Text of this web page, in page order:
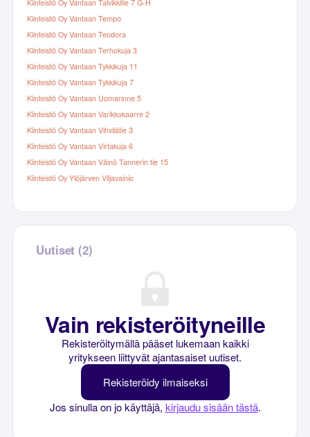
Kiinteistö Oy Vantaan Talvikkitie 7 G-H
Kiinteistö Oy Vantaan Tempo
Kiinteistö Oy Vantaan Teodora
Kiinteistö Oy Vantaan Terhokuja 3
Kiinteistö Oy Vantaan Tykkikuja 11
Kiinteistö Oy Vantaan Tykkikuja 7
Kiinteistö Oy Vantaan Uomarinne 5
Kiinteistö Oy Vantaan Varikkokaarre 2
Kiinteistö Oy Vantaan Vihvilätie 3
Kiinteistö Oy Vantaan Virtakuja 6
Kiinteistö Oy Vantaan Väinö Tannerin tie 15
Kiinteistö Oy Ylöjärven Viljavainio
Uutiset (2)
Vain rekisteröityneille
Rekisteröitymällä pääset lukemaan kaikki
yritykseen liittyvät ajantasaiset uutiset.
Rekisteröidy ilmaiseksi
Jos sinulla on jo käyttäjä, kirjaudu sisään tästä.